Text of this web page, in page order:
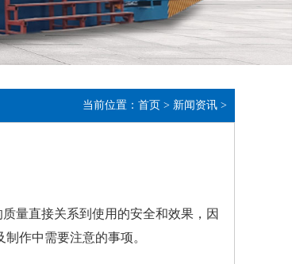
当前位置： 首页 > 新闻资讯 >
量直接关系到使用的安全和效果，因
作中需要注意的事项。